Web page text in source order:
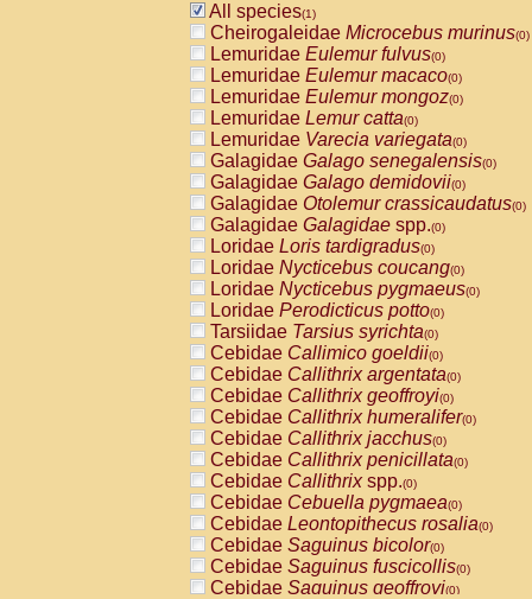
All species(1)
Cheirogaleidae Microcebus murinus(0)
Lemuridae Eulemur fulvus(0)
Lemuridae Eulemur macaco(0)
Lemuridae Eulemur mongoz(0)
Lemuridae Lemur catta(0)
Lemuridae Varecia variegata(0)
Galagidae Galago senegalensis(0)
Galagidae Galago demidovii(0)
Galagidae Otolemur crassicaudatus(0)
Galagidae Galagidae spp.(0)
Loridae Loris tardigradus(0)
Loridae Nycticebus coucang(0)
Loridae Nycticebus pygmaeus(0)
Loridae Perodicticus potto(0)
Tarsiidae Tarsius syrichta(0)
Cebidae Callimico goeldii(0)
Cebidae Callithrix argentata(0)
Cebidae Callithrix geoffroyi(0)
Cebidae Callithrix humeralifer(0)
Cebidae Callithrix jacchus(0)
Cebidae Callithrix penicillata(0)
Cebidae Callithrixspp.(0)
Cebidae Cebuella pygmaea(0)
Cebidae Leontopithecus rosalia(0)
Cebidae Saguinus bicolor(0)
Cebidae Saguinus fuscicollis(0)
Cebidae Saguinus geoffroyi(0)